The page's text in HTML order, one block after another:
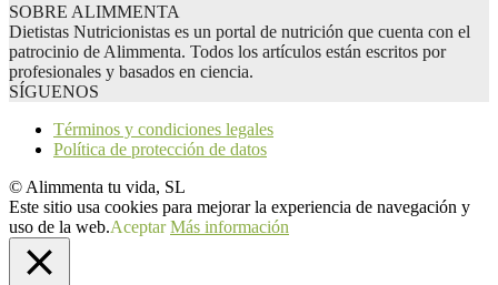
SOBRE ALIMMENTA
Dietistas Nutricionistas es un portal de nutrición que cuenta con el
patrocinio de Alimmenta. Todos los artículos están escritos por
profesionales y basados en ciencia.
SÍGUENOS
Términos y condiciones legales
Política de protección de datos
© Alimmenta tu vida, SL
Este sitio usa cookies para mejorar la experiencia de navegación y
uso de la web.Aceptar Más información